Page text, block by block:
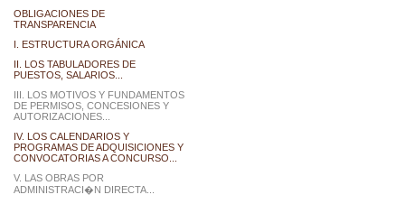
OBLIGACIONES DE
TRANSPARENCIA
I. ESTRUCTURA ORGÁNICA
II. LOS TABULADORES DE
PUESTOS, SALARIOS...
III. LOS MOTIVOS Y FUNDAMENTOS
DE PERMISOS, CONCESIONES Y
AUTORIZACIONES...
IV. LOS CALENDARIOS Y
PROGRAMAS DE ADQUISICIONES Y
CONVOCATORIAS A CONCURSO...
V. LAS OBRAS POR
ADMINISTRACI�N DIRECTA...